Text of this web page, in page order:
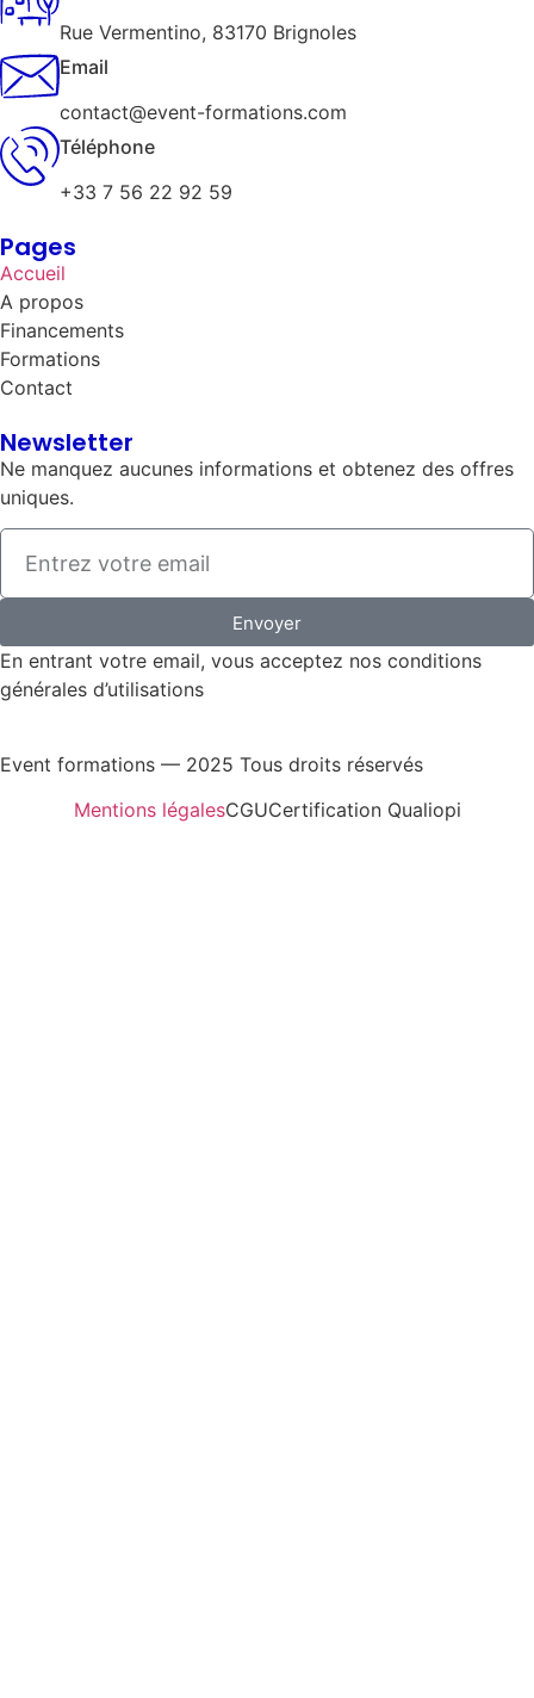
Rue Vermentino, 83170 Brignoles
Email
contact@event-formations.com
Téléphone
+33 7 56 22 92 59
Pages
Accueil
A propos
Financements
Formations
Contact
Newsletter
Ne manquez aucunes informations et obtenez des offres
uniques.
Envoyer
En entrant votre email, vous acceptez nos conditions
générales d’utilisations
Event formations — 2025 Tous droits réservés
Mentions légalesCGUCertification Qualiopi